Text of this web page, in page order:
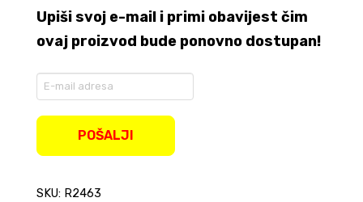
Upiši svoj e-mail i primi obavijest čim
ovaj proizvod bude ponovno dostupan!
waitlist
POŠALJI
SKU: R2463